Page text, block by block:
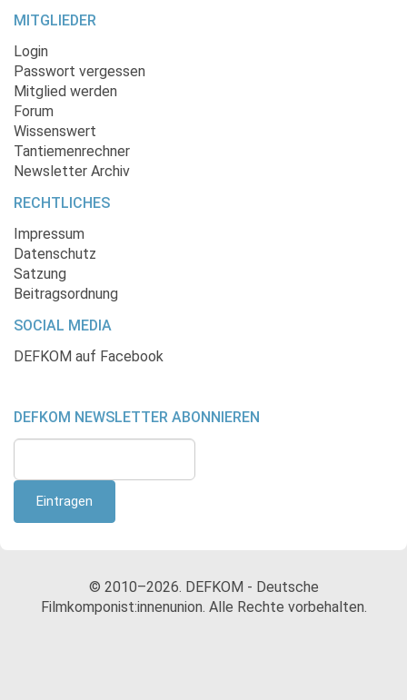
MITGLIEDER
Login
Passwort vergessen
Mitglied werden
Forum
Wissenswert
Tantiemenrechner
Newsletter Archiv
RECHTLICHES
Impressum
Datenschutz
Satzung
Beitragsordnung
SOCIAL MEDIA
DEFKOM auf Facebook
DEFKOM NEWSLETTER ABONNIEREN
© 2010–2026. DEFKOM - Deutsche
Filmkomponist:innenunion. Alle Rechte vorbehalten.